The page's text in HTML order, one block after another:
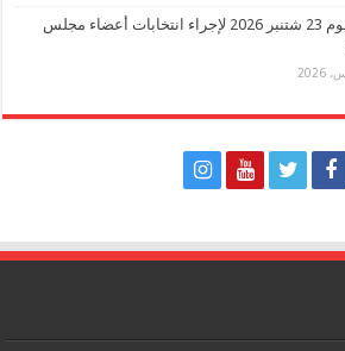
تحديد يوم 23 شتنبر 2026 لإجراء انتخابات أعضاء مجلس